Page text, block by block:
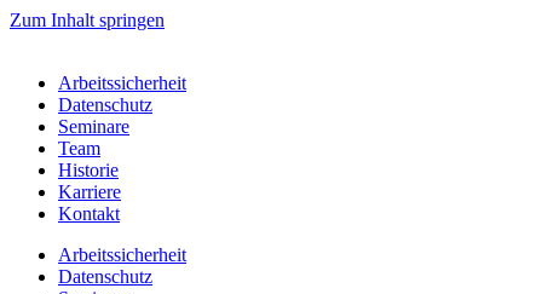
Zum Inhalt springen
Arbeitssicherheit
Datenschutz
Seminare
Team
Historie
Karriere
Kontakt
Arbeitssicherheit
Datenschutz